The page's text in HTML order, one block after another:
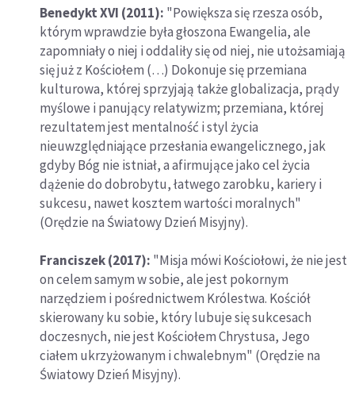
Benedykt XVI (2011): "Powiększa się rzesza osób,
którym wprawdzie była głoszona Ewangelia, ale
zapomniały o niej i oddaliły się od niej, nie utożsamiają
się już z Kościołem (…) Dokonuje się przemiana
kulturowa, której sprzyjają także globalizacja, prądy
myślowe i panujący relatywizm; przemiana, której
rezultatem jest mentalność i styl życia
nieuwzględniające przesłania ewangelicznego, jak
gdyby Bóg nie istniał, a afirmujące jako cel życia
dążenie do dobrobytu, łatwego zarobku, kariery i
sukcesu, nawet kosztem wartości moralnych"
(Orędzie na Światowy Dzień Misyjny).
Franciszek (2017): "Misja mówi Kościołowi, że nie jest
on celem samym w sobie, ale jest pokornym
narzędziem i pośrednictwem Królestwa. Kościół
skierowany ku sobie, który lubuje się sukcesach
doczesnych, nie jest Kościołem Chrystusa, Jego
ciałem ukrzyżowanym i chwalebnym" (Orędzie na
Światowy Dzień Misyjny).